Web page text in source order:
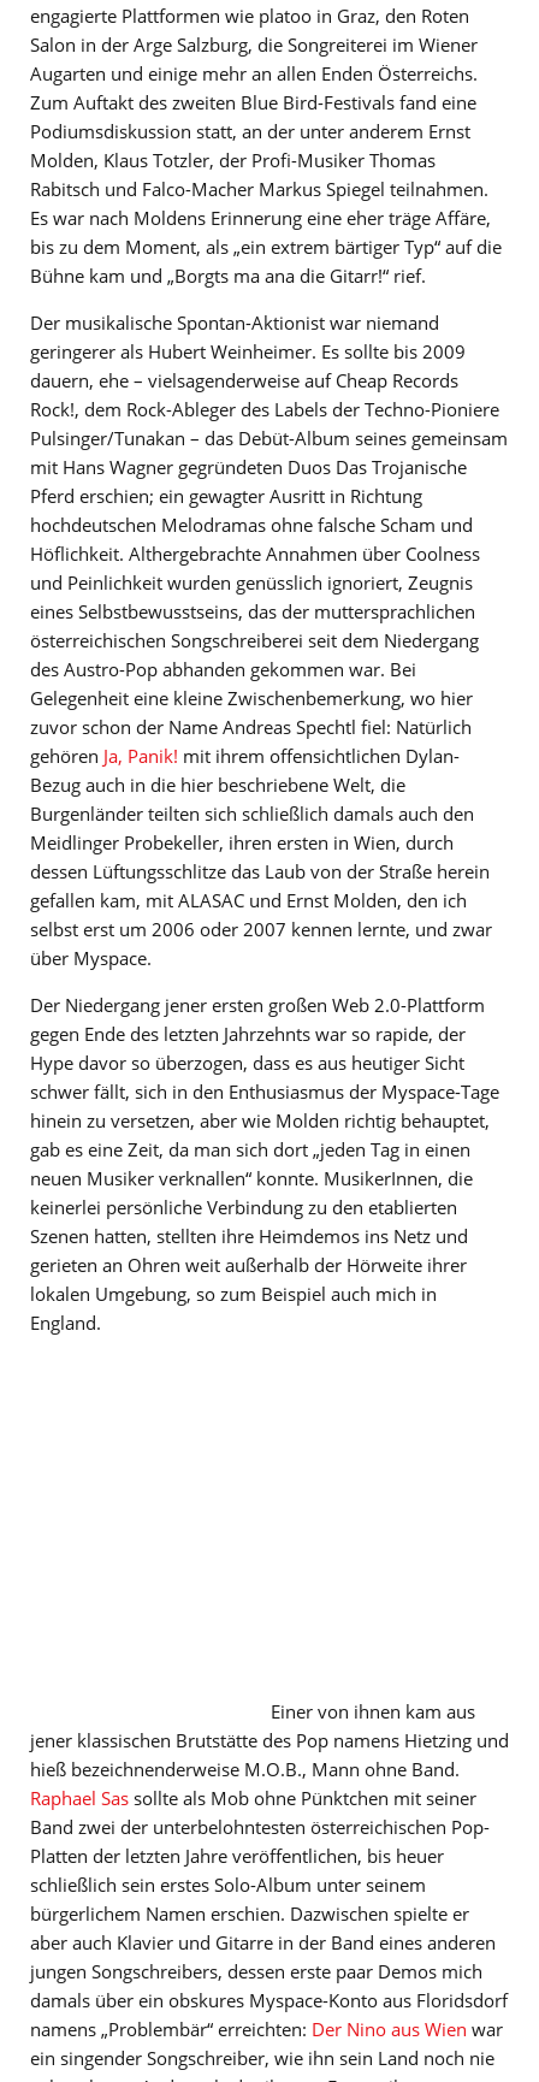
engagierte Plattformen wie platoo in Graz, den Roten
Salon in der Arge Salzburg, die Songreiterei im Wiener
Augarten und einige mehr an allen Enden Österreichs.
Zum Auftakt des zweiten Blue Bird-Festivals fand eine
Podiumsdiskussion statt, an der unter anderem Ernst
Molden, Klaus Totzler, der Profi-Musiker Thomas
Rabitsch und Falco-Macher Markus Spiegel teilnahmen.
Es war nach Moldens Erinnerung eine eher träge Affäre,
bis zu dem Moment, als „ein extrem bärtiger Typ“ auf die
Bühne kam und „Borgts ma ana die Gitarr!“ rief.
Der musikalische Spontan-Aktionist war niemand
geringerer als Hubert Weinheimer. Es sollte bis 2009
dauern, ehe – vielsagenderweise auf Cheap Records
Rock!, dem Rock-Ableger des Labels der Techno-Pioniere
Pulsinger/Tunakan – das Debüt-Album seines gemeinsam
mit Hans Wagner gegründeten Duos Das Trojanische
Pferd erschien; ein gewagter Ausritt in Richtung
hochdeutschen Melodramas ohne falsche Scham und
Höflichkeit. Althergebrachte Annahmen über Coolness
und Peinlichkeit wurden genüsslich ignoriert, Zeugnis
eines Selbstbewusstseins, das der muttersprachlichen
österreichischen Songschreiberei seit dem Niedergang
des Austro-Pop abhanden gekommen war. Bei
Gelegenheit eine kleine Zwischenbemerkung, wo hier
zuvor schon der Name Andreas Spechtl fiel: Natürlich
gehören Ja, Panik! mit ihrem offensichtlichen Dylan-
Bezug auch in die hier beschriebene Welt, die
Burgenländer teilten sich schließlich damals auch den
Meidlinger Probekeller, ihren ersten in Wien, durch
dessen Lüftungsschlitze das Laub von der Straße herein
gefallen kam, mit ALASAC und Ernst Molden, den ich
selbst erst um 2006 oder 2007 kennen lernte, und zwar
über Myspace.
Der Niedergang jener ersten großen Web 2.0-Plattform
gegen Ende des letzten Jahrzehnts war so rapide, der
Hype davor so überzogen, dass es aus heutiger Sicht
schwer fällt, sich in den Enthusiasmus der Myspace-Tage
hinein zu versetzen, aber wie Molden richtig behauptet,
gab es eine Zeit, da man sich dort „jeden Tag in einen
neuen Musiker verknallen“ konnte. MusikerInnen, die
keinerlei persönliche Verbindung zu den etablierten
Szenen hatten, stellten ihre Heimdemos ins Netz und
gerieten an Ohren weit außerhalb der Hörweite ihrer
lokalen Umgebung, so zum Beispiel auch mich in
England.
Einer von ihnen kam aus
jener klassischen Brutstätte des Pop namens Hietzing und
hieß bezeichnenderweise M.O.B., Mann ohne Band.
Raphael Sas sollte als Mob ohne Pünktchen mit seiner
Band zwei der unterbelohntesten österreichischen Pop-
Platten der letzten Jahre veröffentlichen, bis heuer
schließlich sein erstes Solo-Album unter seinem
bürgerlichem Namen erschien. Dazwischen spielte er
aber auch Klavier und Gitarre in der Band eines anderen
jungen Songschreibers, dessen erste paar Demos mich
damals über ein obskures Myspace-Konto aus Floridsdorf
namens „Problembär“ erreichten: Der Nino aus Wien war
ein singender Songschreiber, wie ihn sein Land noch nie